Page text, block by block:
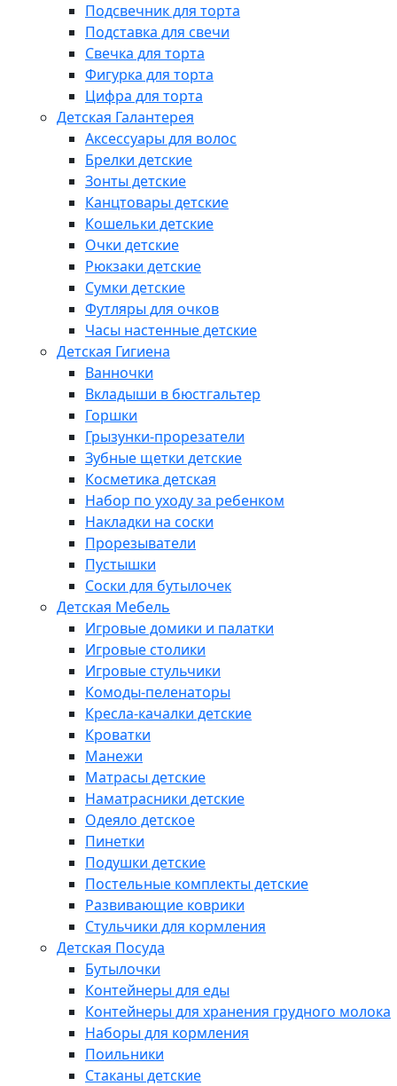
Подсвечник для торта
Подставка для свечи
Свечка для торта
Фигурка для торта
Цифра для торта
Детская Галантерея
Аксессуары для волос
Брелки детские
Зонты детские
Канцтовары детские
Кошельки детские
Очки детские
Рюкзаки детские
Сумки детские
Футляры для очков
Часы настенные детские
Детская Гигиена
Ванночки
Вкладыши в бюстгальтер
Горшки
Грызунки-прорезатели
Зубные щетки детские
Косметика детская
Набор по уходу за ребенком
Накладки на соски
Прорезыватели
Пустышки
Соски для бутылочек
Детская Мебель
Игровые домики и палатки
Игровые столики
Игровые стульчики
Комоды-пеленаторы
Кресла-качалки детские
Кроватки
Манежи
Матрасы детские
Наматрасники детские
Одеяло детское
Пинетки
Подушки детские
Постельные комплекты детские
Развивающие коврики
Стульчики для кормления
Детская Посуда
Бутылочки
Контейнеры для еды
Контейнеры для хранения грудного молока
Наборы для кормления
Поильники
Стаканы детские